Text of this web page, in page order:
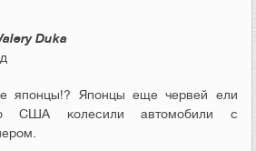
Duka
японцы!? Японцы еще червей ели
США колесили автомобили с